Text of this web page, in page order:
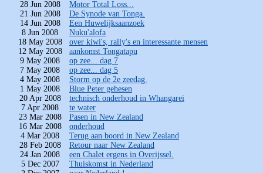
28 Jun 2008
Motor Total Loss...
21 Jun 2008
De Synode van Tonga.
14 Jun 2008
Een Huwelijksaanzoek
8 Jun 2008
Nuku'alofa
18 May 2008
over kiwi's, rally's en interessante mensen
12 May 2008
aankomst Tongatapu
9 May 2008
op zee... dag 7
7 May 2008
op zee... dag 5
4 May 2008
Storm op de 2e zeedag.
1 May 2008
Blue Peter gehesen
20 Apr 2008
technisch onderhoud in Whangarei
7 Apr 2008
te water
23 Mar 2008
Pasen in New Zealand
16 Mar 2008
onderhoud
4 Mar 2008
Terug aan boord in New Zealand
28 Feb 2008
Retour naar New Zealand
24 Jan 2008
een Chalet ergens in Overijssel.
5 Dec 2007
Thuiskomst in Nederland